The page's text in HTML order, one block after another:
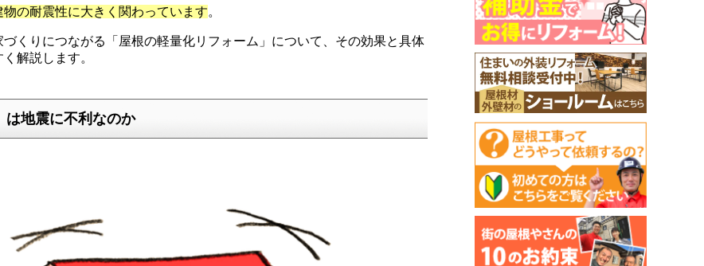
物の耐震性に大きく関わっています。
くりにつながる「屋根の軽量化リフォーム」について、その効果と具体
解説します。
は地震に不利なのか